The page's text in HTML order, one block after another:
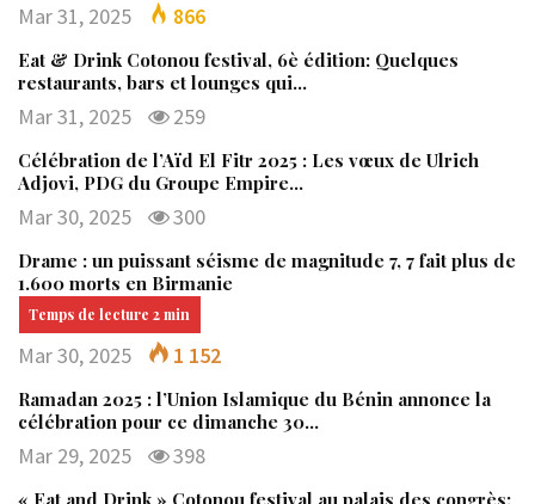
Mar 31, 2025 866
Eat & Drink Cotonou festival, 6è édition: Quelques
restaurants, bars et lounges qui…
Mar 31, 2025 259
Célébration de l’Aïd El Fitr 2025 : Les vœux de Ulrich
Adjovi, PDG du Groupe Empire…
Mar 30, 2025 300
Drame : un puissant séisme de magnitude 7, 7 fait plus de
1.600 morts en Birmanie
Mar 30, 2025 1 152
Ramadan 2025 : l’Union Islamique du Bénin annonce la
célébration pour ce dimanche 30…
Mar 29, 2025 398
« Eat and Drink » Cotonou festival au palais des congrès: